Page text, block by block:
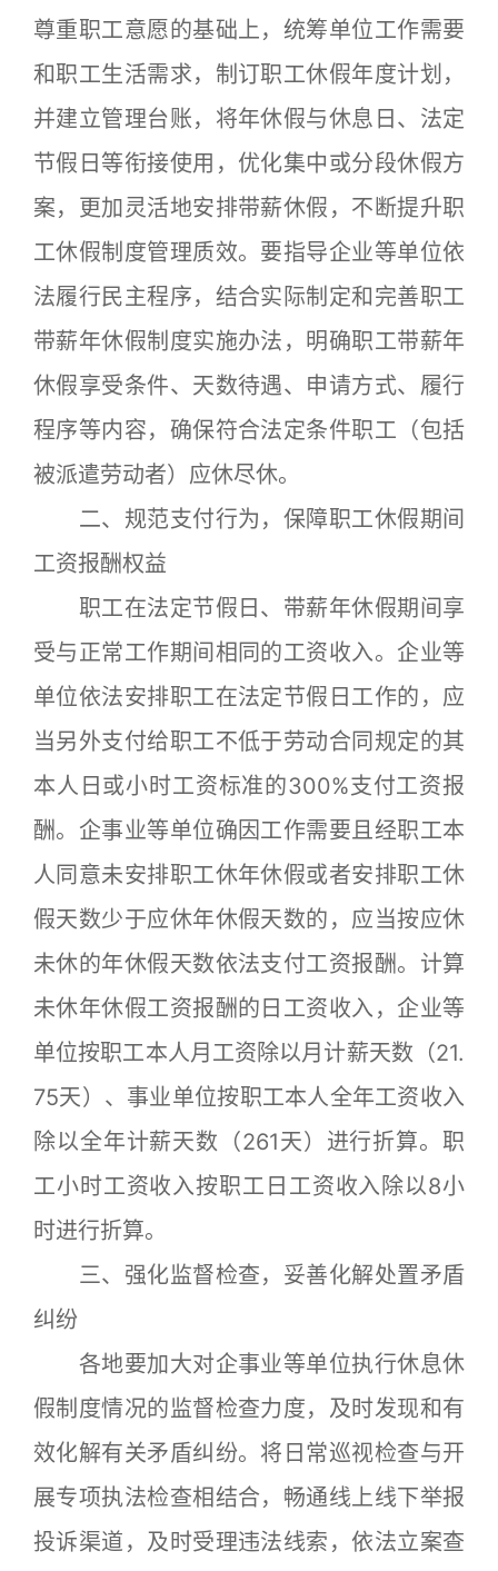
尊重职工意愿的基础上，统筹单位工作需要
和职工生活需求，制订职工休假年度计划，
并建立管理台账，将年休假与休息日、法定
节假日等衔接使用，优化集中或分段休假方
案，更加灵活地安排带薪休假，不断提升职
工休假制度管理质效。要指导企业等单位依
法履行民主程序，结合实际制定和完善职工
带薪年休假制度实施办法，明确职工带薪年
休假享受条件、天数待遇、申请方式、履行
程序等内容，确保符合法定条件职工（包括
被派遣劳动者）应休尽休。
二、规范支付行为，保障职工休假期间
工资报酬权益
职工在法定节假日、带薪年休假期间享
受与正常工作期间相同的工资收入。企业等
单位依法安排职工在法定节假日工作的，应
当另外支付给职工不低于劳动合同规定的其
本人日或小时工资标准的300%支付工资报
酬。企事业等单位确因工作需要且经职工本
人同意未安排职工休年休假或者安排职工休
假天数少于应休年休假天数的，应当按应休
未休的年休假天数依法支付工资报酬。计算
未休年休假工资报酬的日工资收入，企业等
单位按职工本人月工资除以月计薪天数（21.
75天）、事业单位按职工本人全年工资收入
除以全年计薪天数（261天）进行折算。职
工小时工资收入按职工日工资收入除以8小
时进行折算。
三、强化监督检查，妥善化解处置矛盾
纠纷
各地要加大对企事业等单位执行休息休
假制度情况的监督检查力度，及时发现和有
效化解有关矛盾纠纷。将日常巡视检查与开
展专项执法检查相结合，畅通线上线下举报
投诉渠道，及时受理违法线索，依法立案查